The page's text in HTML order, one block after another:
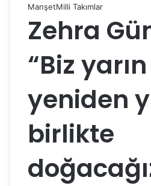
ManşetMilli Takımlar
Zehra
“Biz yarın
yeniden
birlikte